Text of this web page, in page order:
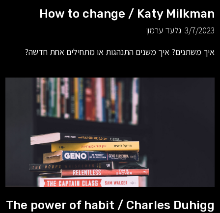
How to change / Katy Milkman
3/7/2023 גלעד ערמון
איך משתנים? איך משנים התנהגות או מתחילים אחת חדשה?
The power of habit / Charles Duhigg